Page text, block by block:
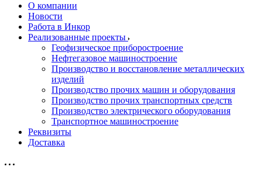
О компании
Новости
Работа в Инкор
Реализованные проекты
Геофизическое приборостроение
Нефтегазовое машиностроение
Производство и восстановление металлических
изделий
Производство прочих машин и оборудования
Производство прочих транспортных средств
Производство электрического оборудования
Транспортное машиностроение
Реквизиты
Доставка